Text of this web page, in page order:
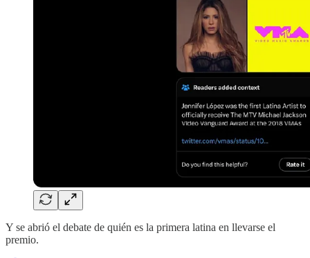
Y se abrió el debate de quién es la primera latina en llevarse el
premio.